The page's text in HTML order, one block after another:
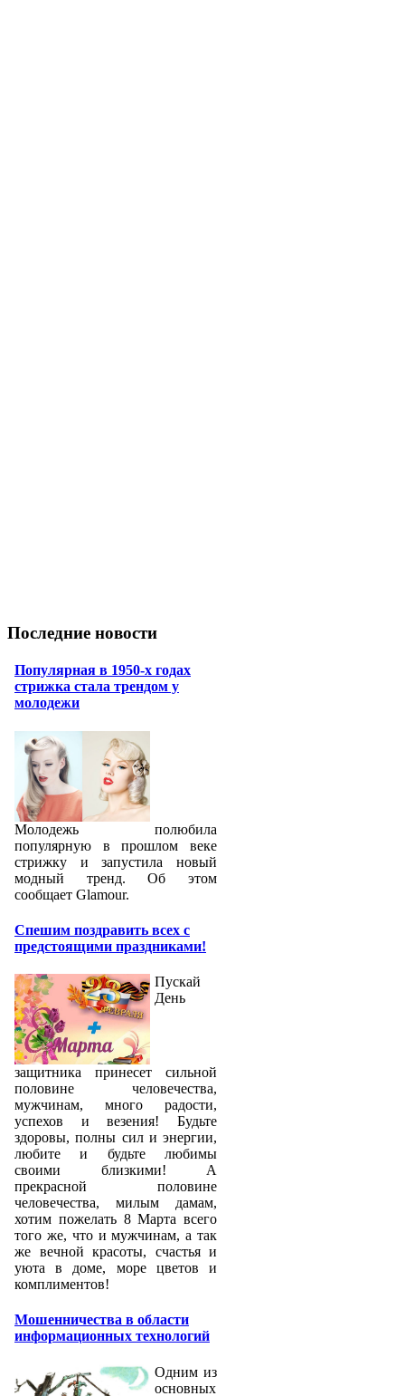
Последние новости
Популярная в 1950-х годах
стрижка стала трендом у
молодежи
Молодежь полюбила
популярную в прошлом веке
стрижку и запустила новый
модный тренд. Об этом
сообщает Glamour.
Спешим поздравить всех с
предстоящими праздниками!
Пускай
День
защитника принесет сильной
половине человечества,
мужчинам, много радости,
успехов и везения! Будьте
здоровы, полны сил и энергии,
любите и будьте любимы
своими близкими! А
прекрасной половине
человечества, милым дамам,
хотим пожелать 8 Марта всего
того же, что и мужчинам, а так
же вечной красоты, счастья и
уюта в доме, море цветов и
комплиментов!
Мошенничества в области
информационных технологий
Одним из
основных